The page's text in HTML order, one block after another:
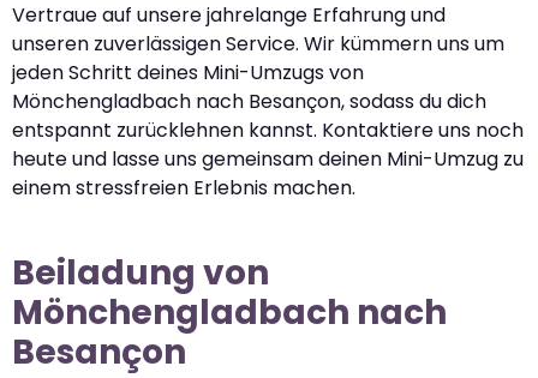
Vertraue auf unsere jahrelange Erfahrung und
unseren zuverlässigen Service. Wir kümmern uns um
jeden Schritt deines Mini-Umzugs von
Mönchengladbach nach Besançon, sodass du dich
entspannt zurücklehnen kannst. Kontaktiere uns noch
heute und lasse uns gemeinsam deinen Mini-Umzug zu
einem stressfreien Erlebnis machen.
Beiladung von
Mönchengladbach nach
Besançon